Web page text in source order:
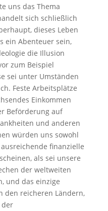
uns das Thema
sich schließlich
dieses Leben
ein Abenteuer sein,
die Illusion
zum Beispiel
sei unter Umständen
Feste Arbeitsplätze
Einkommen
Beförderung auf
und anderen
würden uns sowohl
finanzielle
als sei unsere
der weltweiten
und das einzige
den reicheren Ländern,
der